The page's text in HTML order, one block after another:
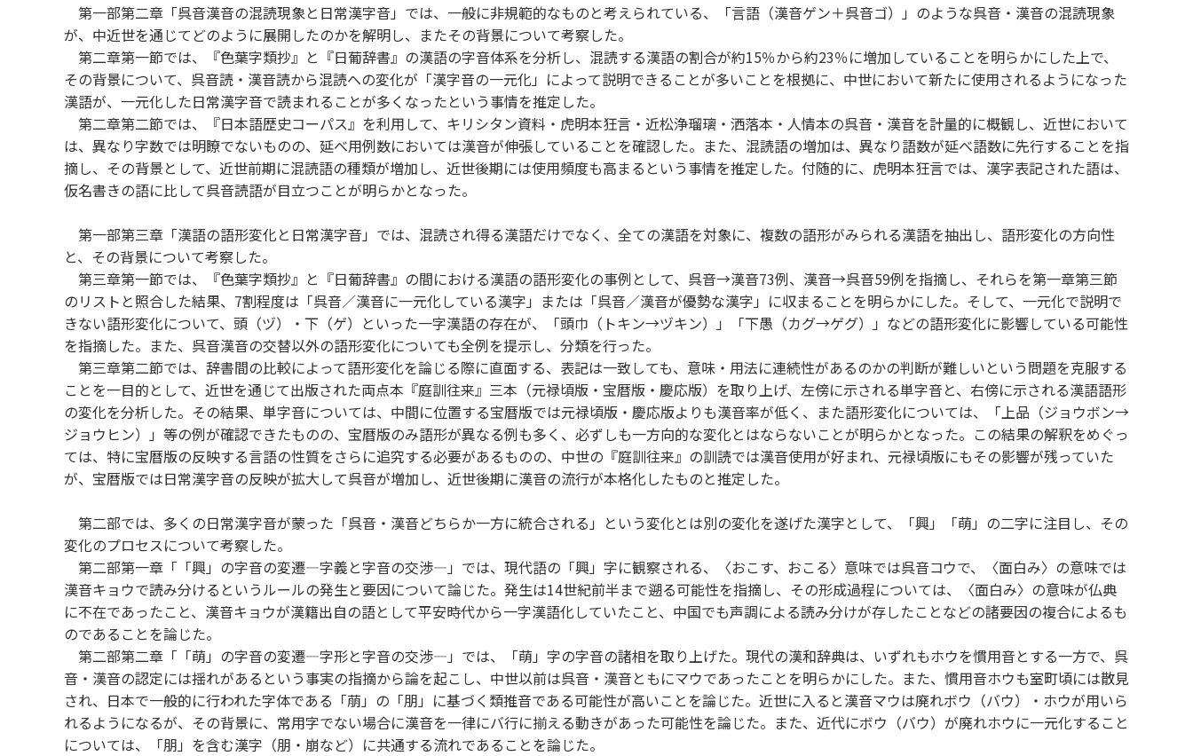
第一部第二章「呉音漢音の混読現象と日常漢字音」では、一般に非規範的なものと考えられている、「言語（漢音ゲン＋呉音ゴ）」のような呉音・漢音の混読現象
が、中近世を通じてどのように展開したのかを解明し、またその背景について考察した。
第二章第一節では、『色葉字類抄』と『日葡辞書』の漢語の字音体系を分析し、混読する漢語の割合が約15％から約23％に増加していることを明らかにした上で、
その背景について、呉音読・漢音読から混読への変化が「漢字音の一元化」によって説明できることが多いことを根拠に、中世において新たに使用されるようになった
漢語が、一元化した日常漢字音で読まれることが多くなったという事情を推定した。
第二章第二節では、『日本語歴史コーパス』を利用して、キリシタン資料・虎明本狂言・近松浄瑠璃・洒落本・人情本の呉音・漢音を計量的に概観し、近世において
は、異なり字数では明瞭でないものの、延べ用例数においては漢音が伸張していることを確認した。また、混読語の増加は、異なり語数が延べ語数に先行することを指
摘し、その背景として、近世前期に混読語の種類が増加し、近世後期には使用頻度も高まるという事情を推定した。付随的に、虎明本狂言では、漢字表記された語は、
仮名書きの語に比して呉音読語が目立つことが明らかとなった。
第一部第三章「漢語の語形変化と日常漢字音」では、混読され得る漢語だけでなく、全ての漢語を対象に、複数の語形がみられる漢語を抽出し、語形変化の方向性
と、その背景について考察した。
第三章第一節では、『色葉字類抄』と『日葡辞書』の間における漢語の語形変化の事例として、呉音→漢音73例、漢音→呉音59例を指摘し、それらを第一章第三節
のリストと照合した結果、7割程度は「呉音／漢音に一元化している漢字」または「呉音／漢音が優勢な漢字」に収まることを明らかにした。そして、一元化で説明で
きない語形変化について、頭（ヅ）・下（ゲ）といった一字漢語の存在が、「頭巾（トキン→ヅキン）」「下愚（カグ→ゲグ）」などの語形変化に影響している可能性
を指摘した。また、呉音漢音の交替以外の語形変化についても全例を提示し、分類を行った。
第三章第二節では、辞書間の比較によって語形変化を論じる際に直面する、表記は一致しても、意味・用法に連続性があるのかの判断が難しいという問題を克服する
ことを一目的として、近世を通じて出版された両点本『庭訓往来』三本（元禄頃版・宝暦版・慶応版）を取り上げ、左傍に示される単字音と、右傍に示される漢語語形
の変化を分析した。その結果、単字音については、中間に位置する宝暦版では元禄頃版・慶応版よりも漢音率が低く、また語形変化については、「上品（ジョウボン→
ジョウヒン）」等の例が確認できたものの、宝暦版のみ語形が異なる例も多く、必ずしも一方向的な変化とはならないことが明らかとなった。この結果の解釈をめぐっ
ては、特に宝暦版の反映する言語の性質をさらに追究する必要があるものの、中世の『庭訓往来』の訓読では漢音使用が好まれ、元禄頃版にもその影響が残っていた
が、宝暦版では日常漢字音の反映が拡大して呉音が増加し、近世後期に漢音の流行が本格化したものと推定した。
第二部では、多くの日常漢字音が蒙った「呉音・漢音どちらか一方に統合される」という変化とは別の変化を遂げた漢字として、「興」「萌」の二字に注目し、その
変化のプロセスについて考察した。
第二部第一章「「興」の字音の変遷―字義と字音の交渉―」では、現代語の「興」字に観察される、〈おこす、おこる〉意味では呉音コウで、〈面白み〉の意味では
漢音キョウで読み分けるというルールの発生と要因について論じた。発生は14世紀前半まで遡る可能性を指摘し、その形成過程については、〈面白み〉の意味が仏典
に不在であったこと、漢音キョウが漢籍出自の語として平安時代から一字漢語化していたこと、中国でも声調による読み分けが存したことなどの諸要因の複合によるも
のであることを論じた。
第二部第二章「「萌」の字音の変遷―字形と字音の交渉―」では、「萌」字の字音の諸相を取り上げた。現代の漢和辞典は、いずれもホウを慣用音とする一方で、呉
音・漢音の認定には揺れがあるという事実の指摘から論を起こし、中世以前は呉音・漢音ともにマウであったことを明らかにした。また、慣用音ホウも室町頃には散見
され、日本で一般的に行われた字体である「萠」の「朋」に基づく類推音である可能性が高いことを論じた。近世に入ると漢音マウは廃れボウ（バウ）・ホウが用いら
れるようになるが、その背景に、常用字でない場合に漢音を一律にバ行に揃える動きがあった可能性を論じた。また、近代にボウ（バウ）が廃れホウに一元化すること
については、「朋」を含む漢字（朋・崩など）に共通する流れであることを論じた。